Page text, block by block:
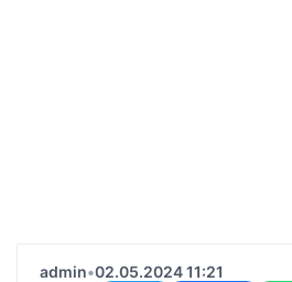
admin•02.05.2024 11:21